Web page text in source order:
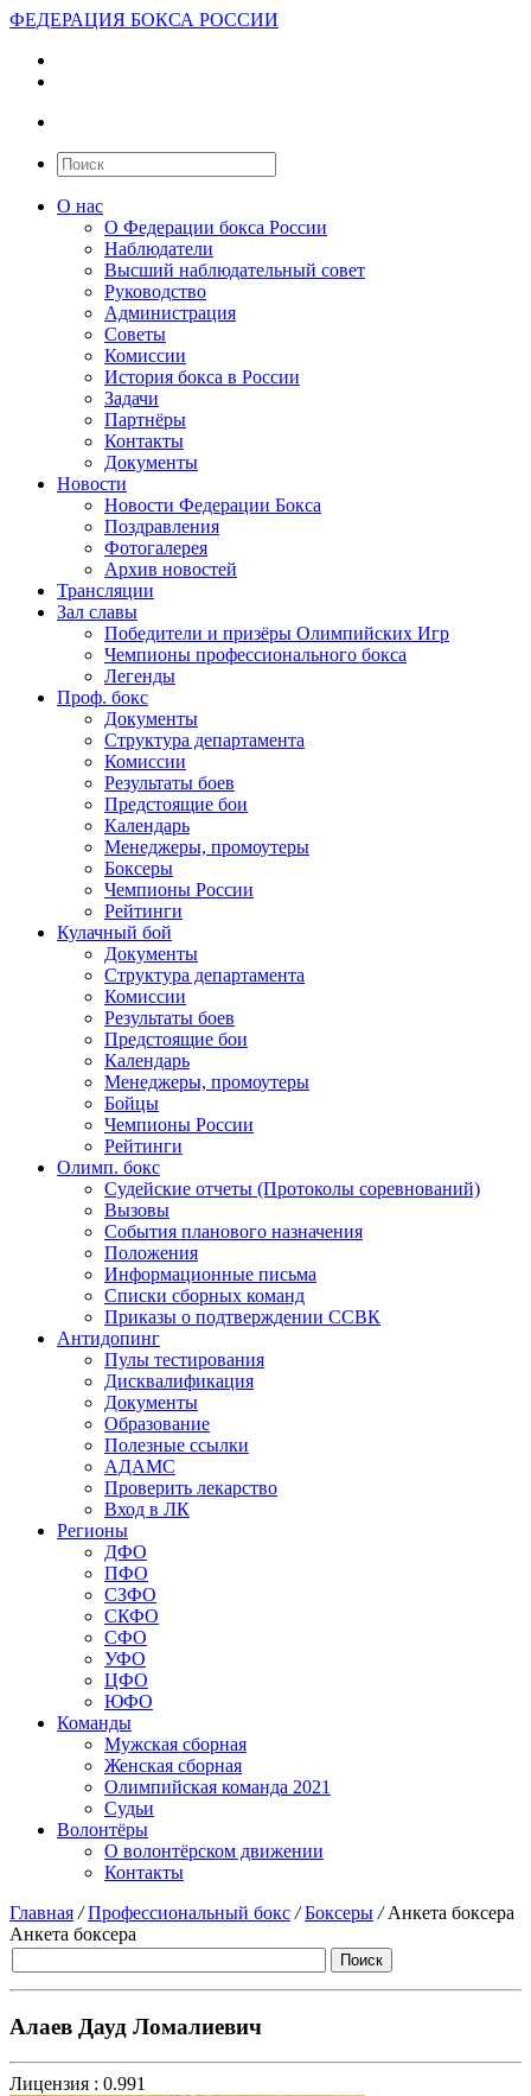
ФЕДЕРАЦИЯ БОКСА РОССИИ
О нас
О Федерации бокса России
Наблюдатели
Высший наблюдательный совет
Руководство
Администрация
Советы
Комиссии
История бокса в России
Задачи
Партнёры
Контакты
Документы
Новости
Новости Федерации Бокса
Поздравления
Фотогалерея
Архив новостей
Трансляции
Зал славы
Победители и призёры Олимпийских Игр
Чемпионы профессионального бокса
Легенды
Проф. бокс
Документы
Структура департамента
Комиссии
Результаты боев
Предстоящие бои
Календарь
Менеджеры, промоутеры
Боксеры
Чемпионы России
Рейтинги
Кулачный бой
Документы
Структура департамента
Комиссии
Результаты боев
Предстоящие бои
Календарь
Менеджеры, промоутеры
Бойцы
Чемпионы России
Рейтинги
Олимп. бокс
Судейские отчеты (Протоколы соревнований)
Вызовы
События планового назначения
Положения
Информационные письма
Списки сборных команд
Приказы о подтверждении ССВК
Антидопинг
Пулы тестирования
Дисквалификация
Документы
Образование
Полезные ссылки
АДАМС
Проверить лекарство
Вход в ЛК
Регионы
ДФО
ПФО
СЗФО
СКФО
СФО
УФО
ЦФО
ЮФО
Команды
Мужская сборная
Женская сборная
Олимпийская команда 2021
Судьи
Волонтёры
О волонтёрском движении
Контакты
Главная / Профессиональный бокс / Боксеры /Анкета боксера
Анкета боксера
Алаев Дауд Ломалиевич
Лицензия : 0.991